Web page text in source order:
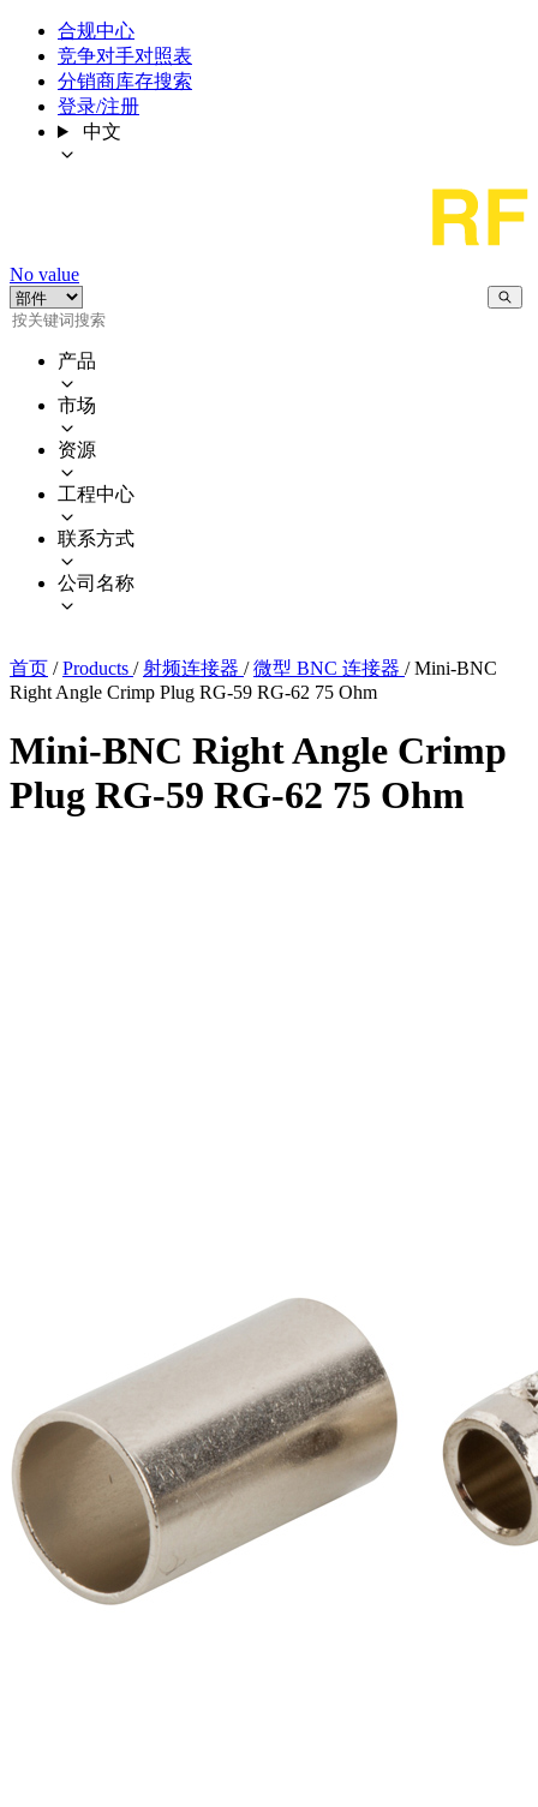
合规中心
竞争对手对照表
分销商库存搜索
登录/注册
中文
No value
产品
市场
资源
工程中心
联系方式
公司名称
首页 / Products / 射频连接器 / 微型 BNC 连接器 / Mini-BNC
Right Angle Crimp Plug RG-59 RG-62 75 Ohm
Mini-BNC Right Angle Crimp
Plug RG-59 RG-62 75 Ohm